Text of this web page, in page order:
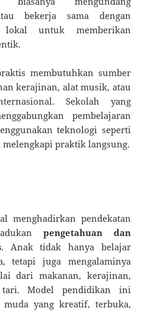
bekerja sama dengan
lokal untuk memberikan
membutuhkan sumber
kerajinan, alat musik, atau
Sekolah yang
pembelajaran
teknologi seperti
praktik langsung.
menghadirkan pendekatan
pengetahuan dan
. Anak tidak hanya belajar
tetapi juga mengalaminya
dari makanan, kerajinan,
Model pendidikan ini
muda yang kreatif, terbuka,